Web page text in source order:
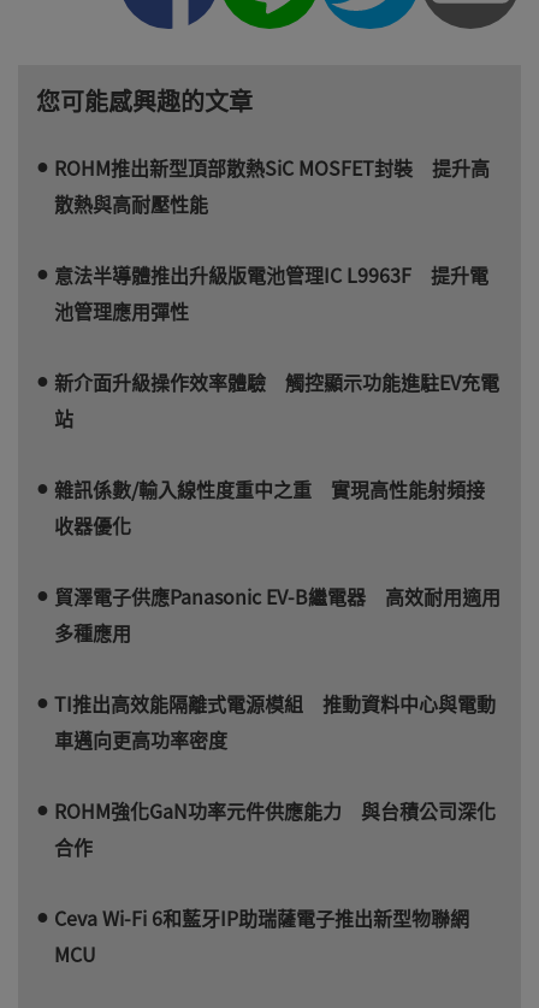
您可能感興趣的文章
ROHM推出新型頂部散熱SiC MOSFET封裝 提升高
散熱與高耐壓性能
意法半導體推出升級版電池管理IC L9963F 提升電
池管理應用彈性
新介面升級操作效率體驗 觸控顯示功能進駐EV充電
站
雜訊係數/輸入線性度重中之重 實現高性能射頻接
收器優化
貿澤電子供應Panasonic EV-B繼電器 高效耐用適用
多種應用
TI推出高效能隔離式電源模組 推動資料中心與電動
車邁向更高功率密度
ROHM強化GaN功率元件供應能力 與台積公司深化
合作
Ceva Wi-Fi 6和藍牙IP助瑞薩電子推出新型物聯網
MCU